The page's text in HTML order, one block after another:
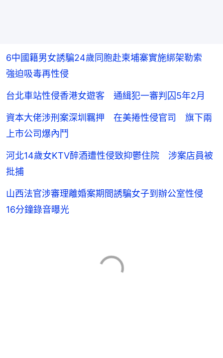
6中國籍男女誘騙24歲同胞赴柬埔寨實施綁架勒索
強迫吸毒再性侵
台北車站性侵香港女遊客 通緝犯一審判囚5年2月
資本大佬涉刑案深圳羈押 在美捲性侵官司 旗下兩
上市公司爆內鬥
河北14歲女KTV醉酒遭性侵致抑鬱住院 涉案店員被
批捕
山西法官涉審理離婚案期間誘騙女子到辦公室性侵
16分鐘錄音曝光